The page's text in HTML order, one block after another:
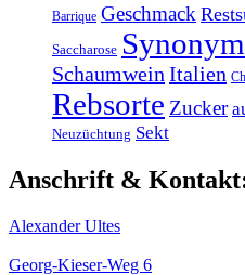
Barrique Geschmack
Saccharose Synonym
Schaumwein Italien
Rebsorte Zucker
Neuzüchtung Sekt
Anschrift &
Alexander Ultes
Georg-Kieser-Weg 6